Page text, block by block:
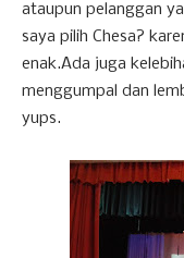
ataupun pelanggan
saya pilih Chesa?
enak.Ada juga
menggumpal dan
yups.